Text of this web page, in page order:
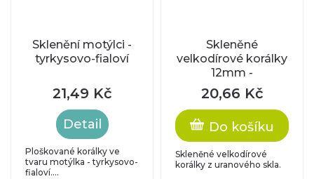
Sklenění motýlci -
tyrkysovo-fialoví
21,49 Kč
Detail
Ploškované korálky ve
tvaru motýlka - tyrkysovo-
fialoví....
Skleněné
velkodírové korálky
12mm -
žluté/stříbrný
průtah
20,66 Kč
Do košíku
Skleněné velkodírové
korálky z uranového skla.